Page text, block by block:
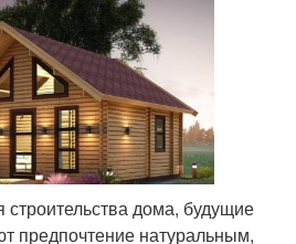
дома, будущие
предпочтение натуральным,